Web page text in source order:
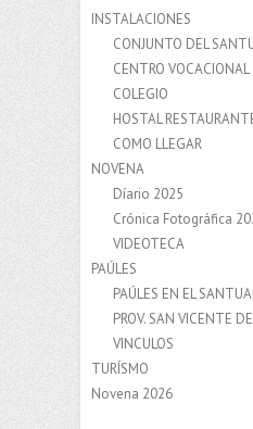
INSTALACIONES
CONJUNTO DEL
CENTRO VOCACIONAL
COLEGIO
HOSTAL
COMO LLEGAR
NOVENA
Díario 2025
Crónica Fotográfica
VIDEOTECA
PAÚLES
PAÚLES EN EL
PROV. SAN VICENTE
VINCULOS
TURÍSMO
Novena 2026